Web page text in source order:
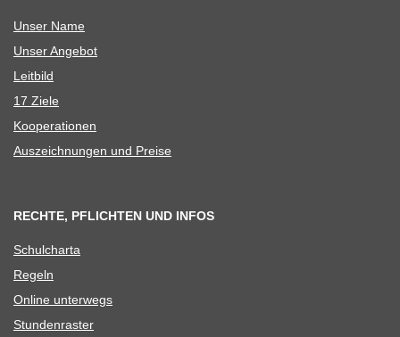
Unser Name
Unser Ange­bot
Leit­bild
17 Ziele
Koope­ra­tio­nen
Aus­zeich­nun­gen und Preise
RECHTE, PFLICHTEN UND INFOS
Schul­charta
Regeln
Online unter­wegs
Stun­den­ras­ter